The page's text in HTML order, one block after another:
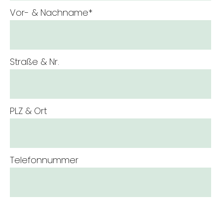
Pflichtfeld
Vor- & Nachname*
Straße & Nr.
PLZ & Ort
Telefonnummer